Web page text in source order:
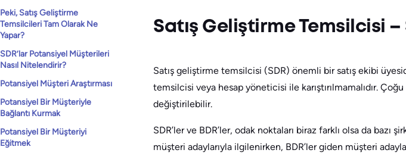
Peki, Satış Geliştirme
Temsilcileri Tam Olarak Ne
Yapar?
SDR’lar Potansiyel Müşterileri
Nasıl Nitelendirir?
Potansiyel Müşteri Araştırması
Potansiyel Bir Müşteriyle
Bağlantı Kurmak
Potansiyel Bir Müşteriyi
Eğitmek
Satış Geliştirme Temsilcisi –
Satış geliştirme temsilcisi (SDR) önemli bir satış ekibi
temsilcisi veya hesap yöneticisi ile karıştırılmamalıdır.
değiştirilebilir.
SDR’ler ve BDR’ler, odak noktaları biraz farklı olsa da bazı
müşteri adaylarıyla ilgilenirken, BDR’ler giden müşteri